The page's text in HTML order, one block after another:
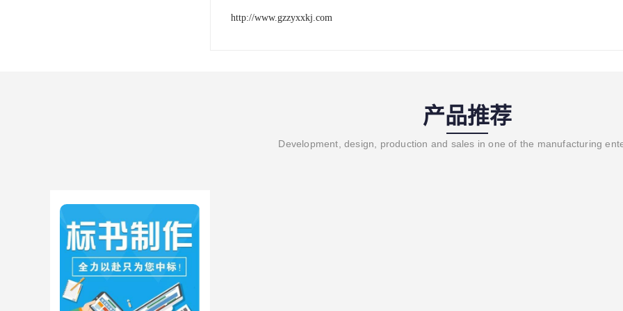
http://www.gzzyxxkj.com
产品推荐
Development, design, production and sales in one of the manufacturing